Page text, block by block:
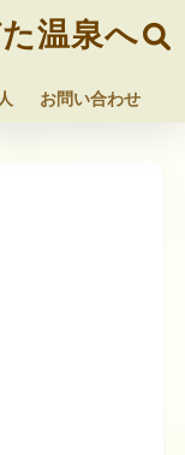
温泉へ
お問い合わせ